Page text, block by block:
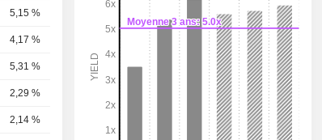
5,15 %
4,17 %
5,31 % 301 Md
2,29 %
2,14 %